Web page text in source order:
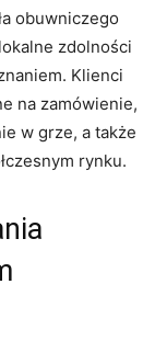
obuwniczego
zdolności
Klienci
na zamówienie,
w grze, a także
rynku.